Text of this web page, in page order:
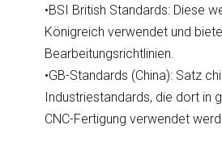
•BSI British Standards: Diese
Königreich verwendet und
Bearbeitungsrichtlinien.
•GB-Standards (China): Satz
Industriestandards, die dort in
CNC-Fertigung verwendet